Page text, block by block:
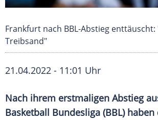
Frankfurt nach BBL-Abstieg
Treibsand"
21.04.2022 - 11:01 Uhr
Nach ihrem erstmaligen Abstieg
Basketball Bundesliga (BBL)